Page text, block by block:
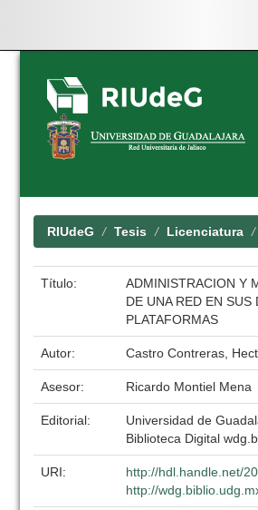
Skip
navigation
RIUdeG Tesis Licenciatura
Título:
ADMINISTRACION Y
DE UNA RED EN SUS
PLATAFORMAS
Autor: Castro Contreras,
Asesor: Ricardo Montiel Mena
Editorial:
Universidad de
Biblioteca Digital
URI:
http://hdl.handle.net/
http://